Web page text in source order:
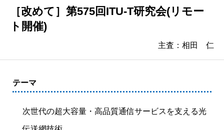
協会組織
業務および財務に関する資料
法人賛助会員のご案内
協会案内パンフレット
協会の所在地
研究会
出版・情報活動
図書販売
閲覧のご案内 - ITU関係出版物 -
人材育成
ITU-R 関係のデータ情報
ITU-T 関係のデータ情報
ITU-D 関係のデータ情報
ITU勧告リスト
ITUメンバー情報（加盟国、参加企業・団体）
［改めて］第575回ITU-T研究会(リモー
ト開催)
主査：相田 仁
テーマ
次世代の超大容量・高品質通信サービスを支える光